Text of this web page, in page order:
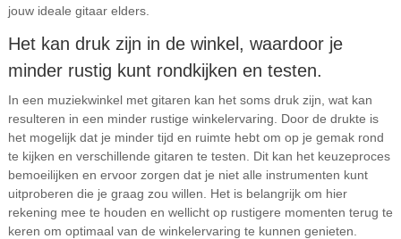
jouw ideale gitaar elders.
Het kan druk zijn in de winkel, waardoor je
minder rustig kunt rondkijken en testen.
In een muziekwinkel met gitaren kan het soms druk zijn, wat kan
resulteren in een minder rustige winkelervaring. Door de drukte is
het mogelijk dat je minder tijd en ruimte hebt om op je gemak rond
te kijken en verschillende gitaren te testen. Dit kan het keuzeproces
bemoeilijken en ervoor zorgen dat je niet alle instrumenten kunt
uitproberen die je graag zou willen. Het is belangrijk om hier
rekening mee te houden en wellicht op rustigere momenten terug te
keren om optimaal van de winkelervaring te kunnen genieten.